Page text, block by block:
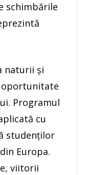
schimbările
naturii și
oportunitate
Programul
cu
studenților
Europa.
viitorii